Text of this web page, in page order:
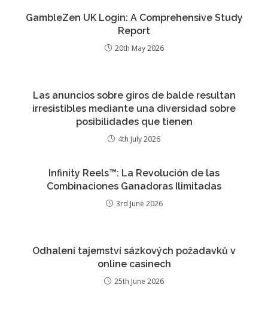
GambleZen UK Login: A Comprehensive Study
Report
20th May 2026
Las anuncios sobre giros de balde resultan
irresistibles mediante una diversidad sobre
posibilidades que tienen
4th July 2026
Infinity Reels™: La Revolución de las
Combinaciones Ganadoras Ilimitadas
3rd June 2026
Odhalení tajemství sázkových požadavků v
online casinech
25th June 2026